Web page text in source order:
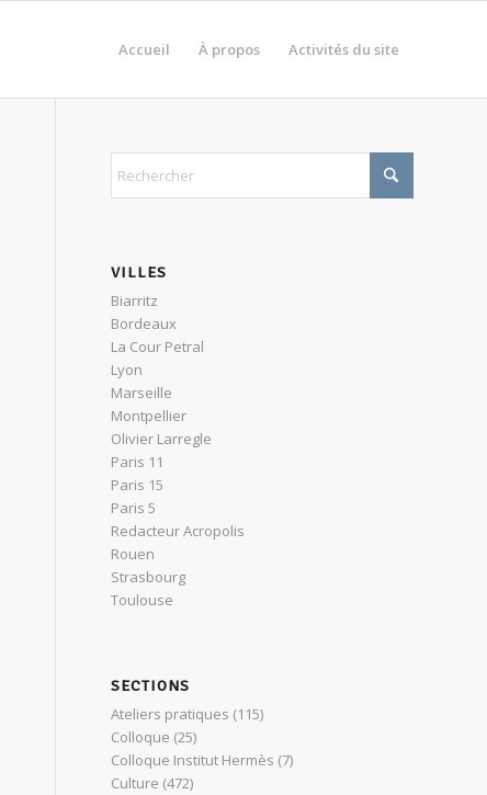
Accueil À propos Activités du site
VILLES
Biarritz
Bordeaux
La Cour Petral
Lyon
Marseille
Montpellier
Olivier Larregle
Paris 11
Paris 15
Paris 5
Redacteur Acropolis
Rouen
Strasbourg
Toulouse
SECTIONS
Ateliers pratiques (115)
Colloque (25)
Colloque Institut Hermès (7)
Culture (472)